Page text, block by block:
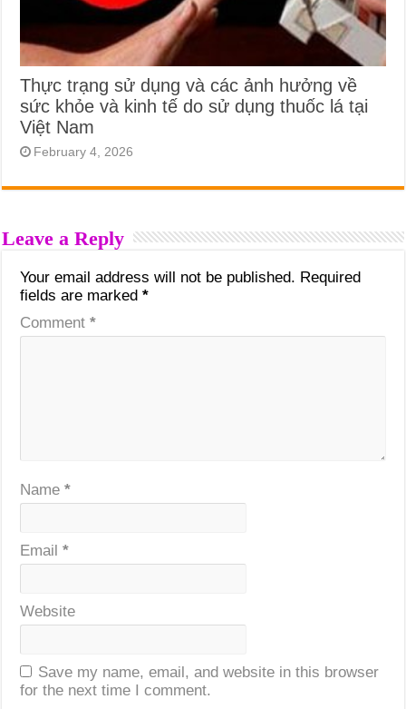
Thực trạng sử dụng và các ảnh hưởng về
sức khỏe và kinh tế do sử dụng thuốc lá tại
Việt Nam
February 4, 2026
Leave a Reply
Your email address will not be published. Required
fields are marked*
Comment*
Name*
Email*
Website
Save my name, email, and website in this browser
for the next time I comment.